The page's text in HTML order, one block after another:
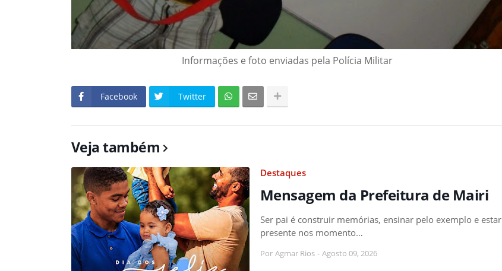
Informações e foto enviadas pela Polícia Militar
Facebook Twitter
Veja também
Destaques
Mensagem da Prefeitura de Mairi
Ser pai é construir memórias, ensinar pelo exemplo e estar
presente nos momento…
Por Agmar Rios - Agosto 09, 2026